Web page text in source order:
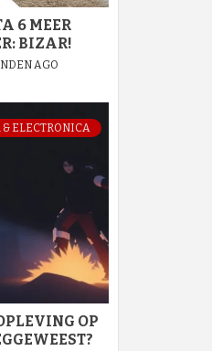
6 MEER
BIZAR!
AGO
& ELECTRONICA
OP